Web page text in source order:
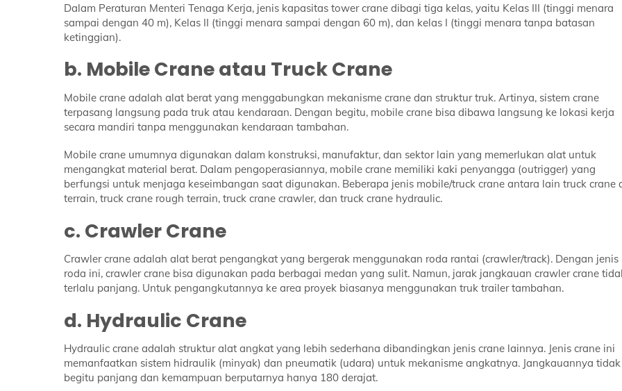
Dalam Peraturan Menteri Tenaga Kerja, jenis kapasitas tower crane dibagi tiga kelas, yaitu Kelas III (tinggi menara
sampai dengan 40 m), Kelas II (tinggi menara sampai dengan 60 m), dan kelas I (tinggi menara tanpa batasan
ketinggian).
b. Mobile Crane atau Truck Crane
Mobile crane adalah alat berat yang menggabungkan mekanisme crane dan struktur truk. Artinya, sistem crane
terpasang langsung pada truk atau kendaraan. Dengan begitu, mobile crane bisa dibawa langsung ke lokasi kerja
secara mandiri tanpa menggunakan kendaraan tambahan.
Mobile crane umumnya digunakan dalam konstruksi, manufaktur, dan sektor lain yang memerlukan alat untuk
mengangkat material berat. Dalam pengoperasiannya, mobile crane memiliki kaki penyangga (outrigger) yang
berfungsi untuk menjaga keseimbangan saat digunakan. Beberapa jenis mobile/truck crane antara lain truck crane
terrain, truck crane rough terrain, truck crane crawler, dan truck crane hydraulic.
c. Crawler Crane
Crawler crane adalah alat berat pengangkat yang bergerak menggunakan roda rantai (crawler/track). Dengan jenis
roda ini, crawler crane bisa digunakan pada berbagai medan yang sulit. Namun, jarak jangkauan crawler crane
terlalu panjang. Untuk pengangkutannya ke area proyek biasanya menggunakan truk trailer tambahan.
d. Hydraulic Crane
Hydraulic crane adalah struktur alat angkat yang lebih sederhana dibandingkan jenis crane lainnya. Jenis crane ini
memanfaatkan sistem hidraulik (minyak) dan pneumatik (udara) untuk mekanisme angkatnya. Jangkauannya tidak
begitu panjang dan kemampuan berputarnya hanya 180 derajat.